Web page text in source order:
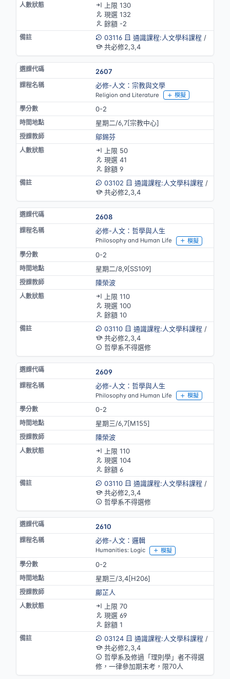
上限 130
現選 132
餘額 -2
03116
通識課程:人文學科課程 /
共必修2,3,4
2607
必修-人文：宗教與文學
Religion and Literature 模擬
0-2
星期二/6,7[宗教中心]
鄔錫芬
上限 50
現選 41
餘額 9
03102
通識課程:人文學科課程 /
共必修2,3,4
2608
必修-人文：哲學與人生
Philosophy and Human Life 模擬
0-2
星期二/8,9[SS109]
陳榮波
上限 110
現選 100
餘額 10
03110
通識課程:人文學科課程 /
共必修2,3,4
哲學系不得選修
2609
必修-人文：哲學與人生
Philosophy and Human Life 模擬
0-2
星期三/6,7[M155]
陳榮波
上限 110
現選 104
餘額 6
03110
通識課程:人文學科課程 /
共必修2,3,4
哲學系不得選修
2610
必修-人文：邏輯
Humanities: Logic 模擬
0-2
星期三/3,4[H206]
鄺芷人
上限 70
現選 69
餘額 1
03124
通識課程:人文學科課程 /
共必修2,3,4
哲學系及修過「理則學」者不得選
修，一律參加期末考，限70人